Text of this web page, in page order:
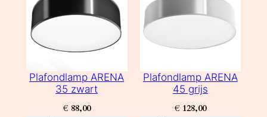
Plafondlamp ARENA
35 zwart
€ 88,00
Plafondlamp ARENA
45 grijs
€ 128,00